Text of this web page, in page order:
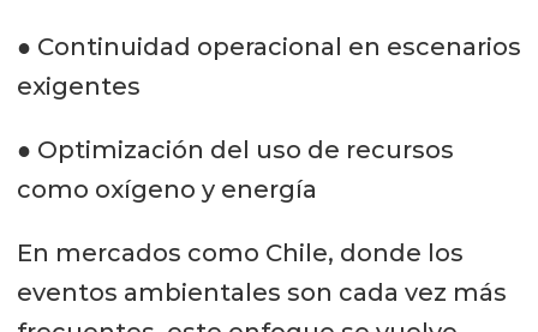
● Continuidad operacional en escenarios
exigentes
● Optimización del uso de recursos
como oxígeno y energía
En mercados como Chile, donde los
eventos ambientales son cada vez más